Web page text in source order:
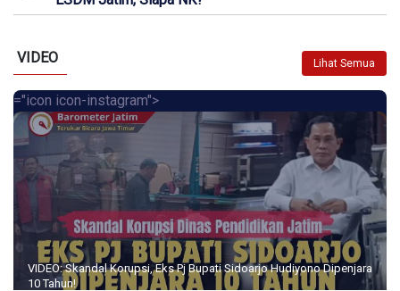
VIDEO Lihat Semua
="icon icon-instagram">
VIDEO: Skandal Korupsi, Eks Pj Bupati Sidoarjo Hudiyono Dipenjara
10 Tahun!